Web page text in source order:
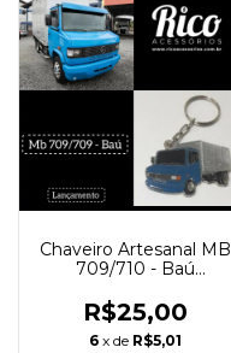
Chaveiro Artesanal MB
709/710 - Baú
R$25,00
6 x de R$5,01